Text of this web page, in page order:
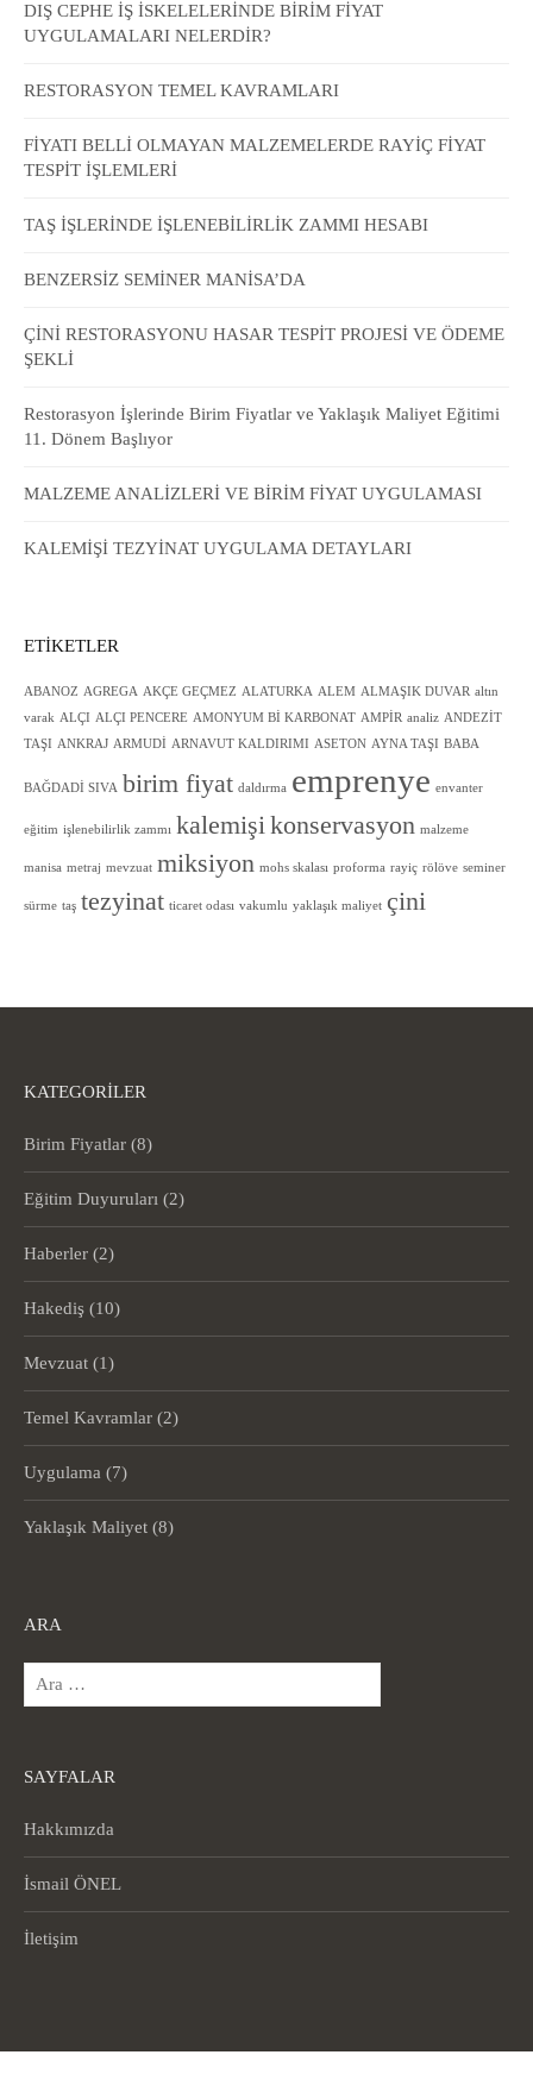
DIŞ CEPHE İŞ İSKELELERİNDE BİRİM FİYAT
UYGULAMALARI NELERDİR?
RESTORASYON TEMEL KAVRAMLARI
FİYATI BELLİ OLMAYAN MALZEMELERDE RAYİÇ FİYAT
TESPİT İŞLEMLERİ
TAŞ İŞLERİNDE İŞLENEBİLİRLİK ZAMMI HESABI
BENZERSİZ SEMİNER MANİSA’DA
ÇİNİ RESTORASYONU HASAR TESPİT PROJESİ VE ÖDEME
ŞEKLİ
Restorasyon İşlerinde Birim Fiyatlar ve Yaklaşık Maliyet Eğitimi
11. Dönem Başlıyor
MALZEME ANALİZLERİ VE BİRİM FİYAT UYGULAMASI
KALEMİŞİ TEZYİNAT UYGULAMA DETAYLARI
ETIKETLER
ABANOZ AGREGA AKÇE GEÇMEZ ALATURKA ALEM ALMAŞIK DUVAR altın
varak ALÇI ALÇI PENCERE AMONYUM Bİ KARBONAT AMPİR analiz ANDEZİT
TAŞI ANKRAJ ARMUDİ ARNAVUT KALDIRIMI ASETON AYNA TAŞI BABA
BAĞDADİ SIVA birim fiyat daldırma emprenye envanter
eğitim işlenebilirlik zammı kalemişikonservasyon malzeme
manisa metraj mevzuat miksiyon mohs skalası proforma rayiç rölöve seminer
sürme taş tezyinat ticaret odası vakumlu yaklaşık maliyet çini
KATEGORILER
Birim Fiyatlar (8)
Eğitim Duyuruları (2)
Haberler (2)
Hakediş (10)
Mevzuat (1)
Temel Kavramlar (2)
Uygulama (7)
Yaklaşık Maliyet (8)
ARA
Arama:
SAYFALAR
Hakkımızda
İsmail ÖNEL
İletişim